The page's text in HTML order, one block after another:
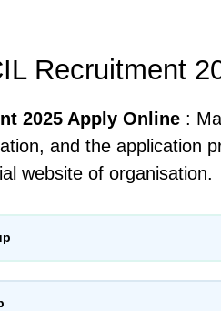
Recruitment
2025 Apply Online :
and the application
website of organisation.